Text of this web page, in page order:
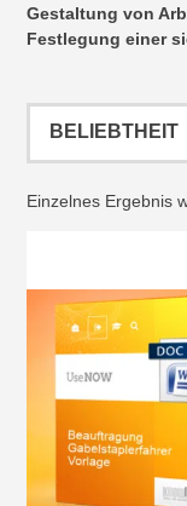
Gestaltung von
Festlegung einer
Einzelnes Ergebnis